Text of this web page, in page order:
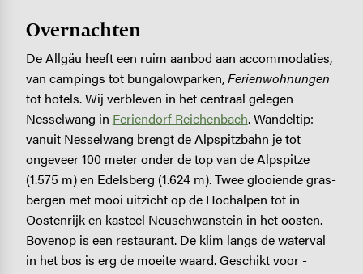
Overnachten
De Allgäu heeft een ruim aanbod aan accommodaties,
van campings tot bungalowparken,Ferienwohnungen
tot hotels. Wij verbleven in het centraal gelegen
Nesselwang in Feriendorf Reichenbach. Wandeltip:
vanuit Nesselwang brengt de Alpspitzbahn je tot
ongeveer 100 meter onder de top van de Alpspitze
(1.575 m) en Edelsberg (1.624 m). Twee glooiende gras­
bergen met mooi uitzicht op de Hochalpen tot in
Oostenrijk en kasteel Neuschwanstein in het oosten. ­
Bovenop is een restaurant. De klim langs de waterval
in het bos is erg de moeite waard. Geschikt voor ­